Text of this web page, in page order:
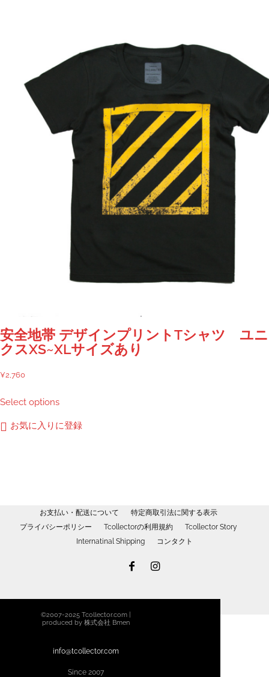
安全地帯 デザインプリントTシャツ ユ
クスXS~XLサイズあり
¥2,760
Select optionsの
商
の
バ
が
り
お気に入りに登録
お支払い・配送について
特定商取引法に関する表示
プライバシーポリシー
Tcollectorの利用規約
Tcollector Story
Internatinal Shipping
コンタクト
©2007-2025 Tcollector.com |
produced by 株式会社 Bmen
info@tcollector.com
Since 2007